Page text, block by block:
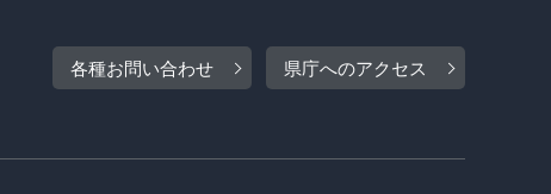
各種お問い合わせ 県庁へのアクセス